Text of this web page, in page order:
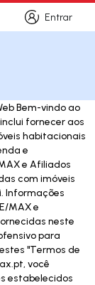
Entrar
Entrar
Bem-vindo ao
fornecer aos
habitacionais
e
e Afiliados
com imóveis
Informações
MAX e
neste
para
"Termos de
você
estabelecidos